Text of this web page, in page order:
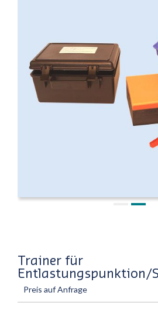
Trainer für
Entlastungspunktion/
Preis auf Anfrage